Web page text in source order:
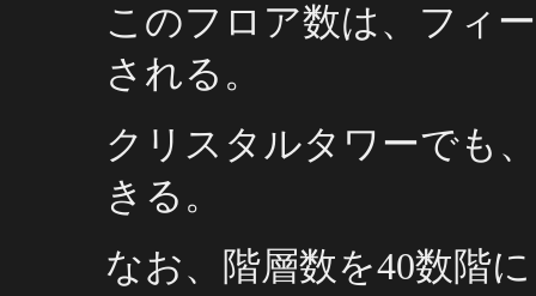
このフロア数は、フィ
される。
クリスタルタワーでも
きる。
なお、階層数を40数階